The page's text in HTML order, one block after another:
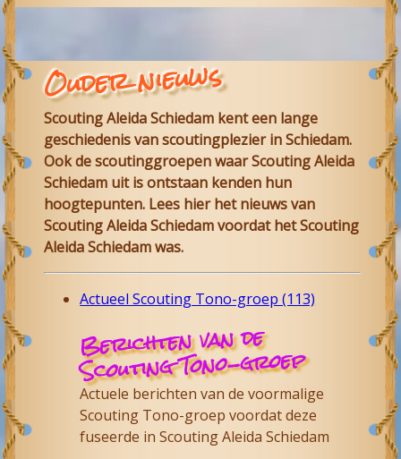
Ouder nieuws
Scouting Aleida Schiedam kent een lange
geschiedenis van scoutingplezier inSchiedam.
Ook de scoutinggroepen waarScouting Aleida
Schiedam uit is ontstaan kenden hun
hoogtepunten. Lees hier het nieuws van
Scouting AleidaSchiedamvoordat het Scouting
Aleida Schiedam was.
Actueel Scouting Tono-groep (113)
Berichten van de
Scouting Tono-groep
Actuele berichten van de voormalige
Scouting Tono-groep voordat deze
fuseerde in Scouting Aleida Schiedam